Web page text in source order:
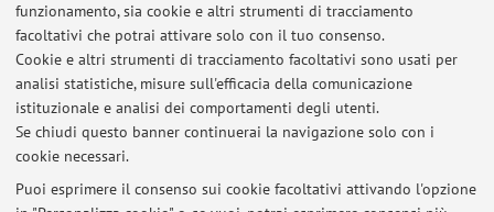
funzionamento, sia cookie e altri strumenti di tracciamento
facoltativi che potrai attivare solo con il tuo consenso.
Cookie e altri strumenti di tracciamento facoltativi sono usati per
analisi statistiche, misure sull'efficacia della comunicazione
istituzionale e analisi dei comportamenti degli utenti.
Se chiudi questo banner continuerai la navigazione solo con i
cookie necessari.
Puoi esprimere il consenso sui cookie facoltativi attivando l'opzione
37443 - CAMBIAMENTO ORGANIZZATIVO E
PROGETTAZIONE DEI PROCESSI AZIENDALI M
81907 - GESTIONE DEL PROGETTO -
INGEGNERIA ECONOMICO GESTIONALE